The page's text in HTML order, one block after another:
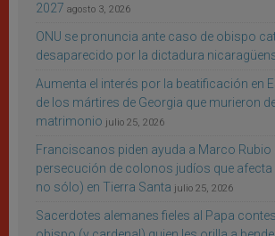
2027 agosto 3, 2026
ONU se pronuncia ante caso de obispo
desaparecido por la dictadura
Aumenta el interés por la beatificación en
de los mártires de Georgia que murieron
matrimonio julio 25, 2026
Franciscanos piden ayuda a Marco Rubio
persecución de colonos judíos que
no sólo) en Tierra Santa julio 25, 2026
Sacerdotes alemanes fieles al Papa